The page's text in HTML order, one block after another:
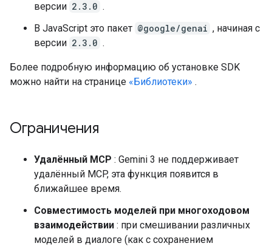
версии 2.3.0 .
В JavaScript это пакет @google/genai , начиная с
версии 2.3.0 .
Более подробную информацию об установке SDK
можно найти на странице «Библиотеки» .
Ограничения
Удалённый MCP : Gemini 3 не поддерживает
удалённый MCP, эта функция появится в
ближайшее время.
Совместимость моделей при многоходовом
взаимодействии : при смешивании различных
моделей в диалоге (как с сохранением